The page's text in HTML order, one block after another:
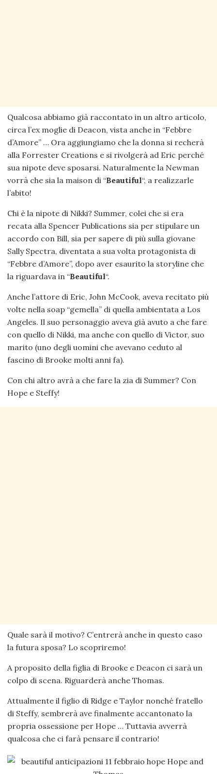
Qualcosa abbiamo già raccontato in un altro articolo,
circa l’ex moglie di Deacon, vista anche in “Febbre
d’Amore” … Ora aggiungiamo che la donna si recherà
alla Forrester Creations e si rivolgerà ad Eric perché
sua nipote deve sposarsi. Naturalmente la Newman
vorrà che sia la maison di “Beautiful“, a realizzarle
l’abito!
Chi è la nipote di Nikki? Summer, colei che si era
recata alla Spencer Publications sia per stipulare un
accordo con Bill, sia per sapere di più sulla giovane
Sally Spectra, diventata a sua volta protagonista di
“Febbre d’Amore”, dopo aver esaurito la storyline che
la riguardava in “Beautiful“.
Anche l’attore di Eric, John McCook, aveva recitato più
volte nella soap “gemella” di quella ambientata a Los
Angeles. Il suo personaggio aveva già avuto a che fare
con quello di Nikki, ma anche con quello di Victor, suo
marito (uno degli uomini che avevano ceduto al
fascino di Brooke molti anni fa).
Con chi altro avrà a che fare la zia di Summer? Con
Hope e Steffy!
Quale sarà il motivo? C’entrerà anche in questo caso
la futura sposa? Lo scopriremo!
A proposito della figlia di Brooke e Deacon ci sarà un
colpo di scena. Riguarderà anche Thomas.
Attualmente il figlio di Ridge e Taylor nonché fratello
di Steffy, sembrerà ave finalmente accantonato la
propria ossessione per Hope … Tuttavia avverrà
qualcosa che ci farà pensare il contrario!